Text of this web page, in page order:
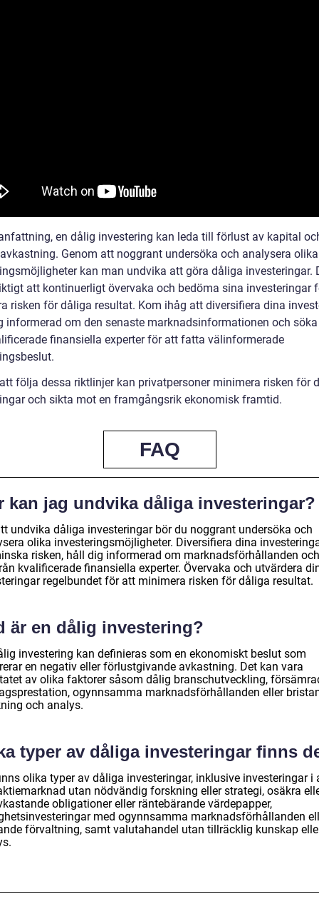
en dålig investering kan leda till förlust av kapital
Genom att noggrant undersöka och analysera olika
kan man undvika att göra dåliga investeringar.
att kontinuerligt övervaka och bedöma sina investeringar
risken för dåliga resultat. Kom ihåg att diversifiera dina
informerad om den senaste marknadsinformationen och
finansiella experter för att fatta välinformerade
följa dessa riktlinjer kan privatpersoner minimera risken för
och sikta mot en framgångsrik ekonomisk framtid.
FAQ
kan jag undvika dåliga investeringar?
undvika dåliga investeringar bör du noggrant undersöka och
olika investeringsmöjligheter. Diversifiera dina
risken, håll dig informerad om marknadsförhållanden
kvalificerade finansiella experter. Övervaka och utvärdera
regelbundet för att minimera risken för dåliga resultat.
är en dålig investering?
investering kan definieras som en ekonomiskt beslut som
en negativ eller förlustgivande avkastning. Det kan vara
av olika faktorer såsom dålig branschutveckling,
ogynnsamma marknadsförhållanden eller
och analys.
typer av dåliga investeringar finns
olika typer av dåliga investeringar, inklusive investeringar i
utan nödvändig forskning eller strategi, osäkra
obligationer eller räntebärande värdepapper,
med ogynnsamma marknadsförhållanden
förvaltning, samt valutahandel utan tillräcklig kunskap